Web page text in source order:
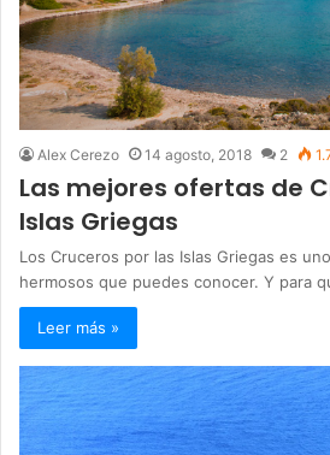
Alex Cerezo 14 agosto, 2018 2
Las mejores ofertas de
Islas Griegas
Los Cruceros por las Islas Griegas es
hermosos que puedes conocer. Y para
Leer más »